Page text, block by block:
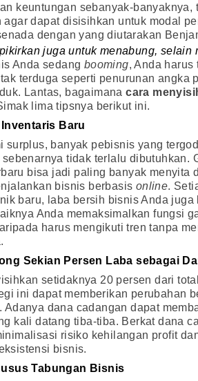
keuntungan sebanyak-banyaknya,
dapat disisihkan untuk modal
dengan yang diutarakan
juga untuk menabung, selain
Anda sedang booming, Anda harus
terduga seperti penurunan angka
Lantas, bagaimanacara
lima tipsnya berikut ini.
Baru
surplus, banyak pebisnis yang
tidak terlalu dibutuhkan.
bisa jadi paling banyak menyita
bisnis berbasis online.
baru, laba bersih bisnis Anda juga
Anda memaksimalkan fungsi
harus mengikuti tren tanpa
Sekian Persen Laba sebagai
setidaknya 20 persen dari
ini dapat memberikan perubahan
Adanya dana cadangan dapat
kali datang tiba-tiba. Berkat dana
risiko kehilangan profit
bisnis.
Tabungan Bisnis